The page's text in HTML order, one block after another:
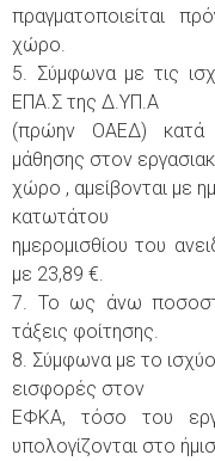
πραγματοποιείται
χώρο.
5. Σύμφωνα με τις
ΕΠΑ.Σ της Δ.ΥΠ.Α
(πρώην ΟΑΕΔ) κατά
μάθησης στον
χώρο , αμείβονται με
κατωτάτου
ημερομισθίου του
με 23,89 €.
7. Το ως άνω
τάξεις φοίτησης.
8. Σύμφωνα με το
εισφορές στον
ΕΦΚΑ, τόσο του
υπολογίζονται στο